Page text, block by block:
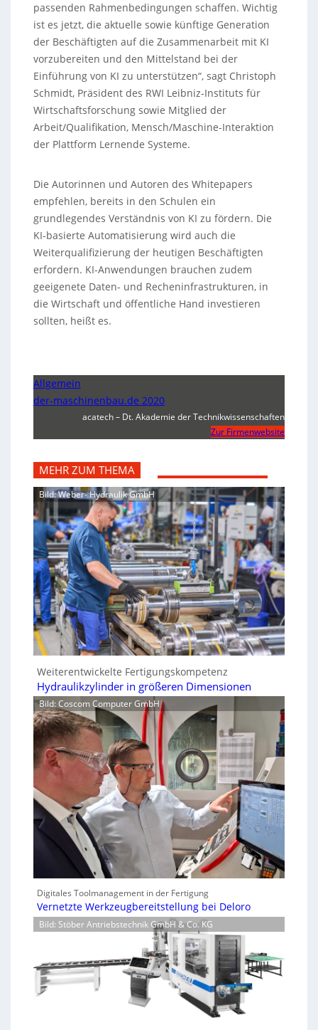
passenden Rahmenbedingungen schaffen. Wichtig
ist es jetzt, die aktuelle sowie künftige Generation
der Beschäftigten auf die Zusammenarbeit mit KI
vorzubereiten und den Mittelstand bei der
Einführung von KI zu unterstützen“, sagt Christoph
Schmidt, Präsident des RWI Leibniz-Instituts für
Wirtschaftsforschung sowie Mitglied der
Arbeit/Qualifikation, Mensch/Maschine-Interaktion
der Plattform Lernende Systeme.
Die Autorinnen und Autoren des Whitepapers
empfehlen, bereits in den Schulen ein
grundlegendes Verständnis von KI zu fördern. Die
KI-basierte Automatisierung wird auch die
Weiterqualifizierung der heutigen Beschäftigten
erfordern. KI-Anwendungen brauchen zudem
geeigenete Daten- und Recheninfrastrukturen, in
die Wirtschaft und öffentliche Hand investieren
sollten, heißt es.
Allgemein
der-maschinenbau.de 2020
acatech – Dt. Akademie der Technikwissenschaften
Zur Firmenwebsite
MEHR ZUM THEMA
Bild: Weber- Hydraulik GmbH
Weiterentwickelte Fertigungskompetenz
Hydraulikzylinder in größeren Dimensionen
Bild: Coscom Computer GmbH
Digitales Toolmanagement in der Fertigung
Vernetzte Werkzeugbereitstellung bei Deloro
Bild: Stöber Antriebstechnik GmbH & Co. KG